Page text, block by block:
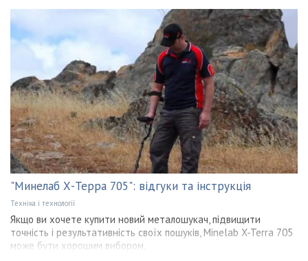
"Минелаб Х-Терра 705": відгуки та інструкція
Техніка і технології
Якщо ви хочете купити новий металошукач, підвищити
точність і результативність своїх пошуків, Minelab X-Terra 705
може бути хорошим вибором.